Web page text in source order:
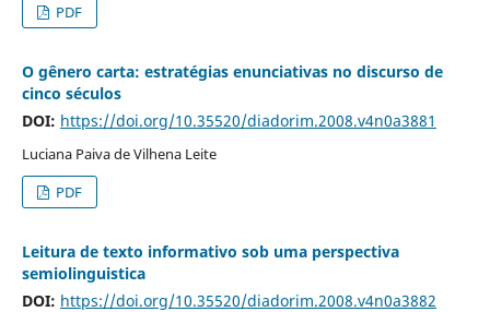
PDF
O gênero carta: estratégias enunciativas no discurso de
cinco séculos
DOI: https://doi.org/10.35520/diadorim.2008.v4n0a3881
Luciana Paiva de Vilhena Leite
PDF
Leitura de texto informativo sob uma perspectiva
semiolinguistica
DOI: https://doi.org/10.35520/diadorim.2008.v4n0a3882